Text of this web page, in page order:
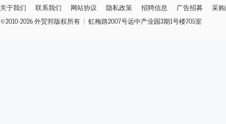
关于我们
联系我们 网站协议 隐私政策 招聘信息 广告招募
采
©2010-2026 外贸邦版权所有
虹梅路2007号远中产业园3期1号楼705室